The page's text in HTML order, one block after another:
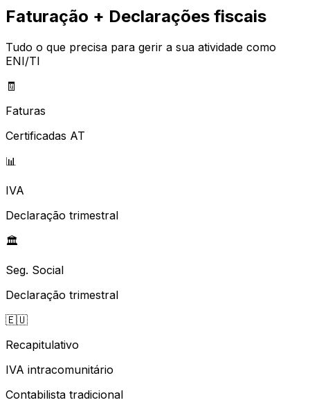
Faturação + Declarações fiscais
Tudo o que precisa para gerir a sua atividade como
ENI/TI
🧾
Faturas
Certificadas AT
📊
IVA
Declaração trimestral
🏛️
Seg. Social
Declaração trimestral
🇪🇺
Recapitulativo
IVA intracomunitário
Contabilista tradicional